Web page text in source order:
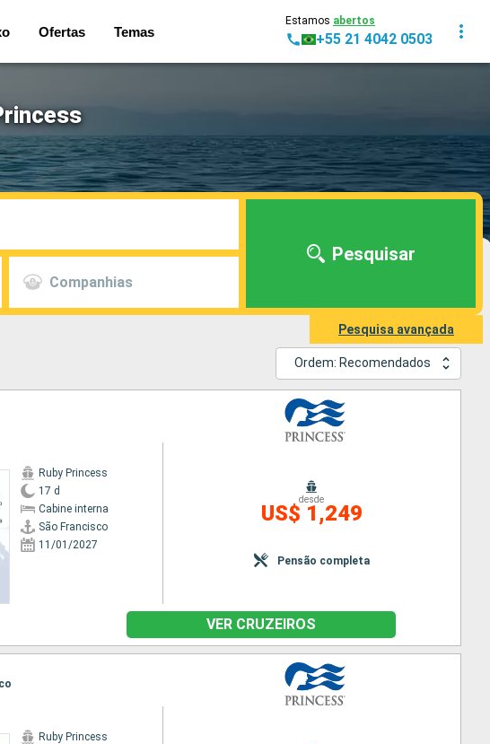
Ofertas Temas
Estamos abertos
+55 21 4042 0503
Companhias
Pesquisar
Pesquisa avançada
Ordem: Recomendados
Ruby Princess
17 d
Cabine interna
São Francisco
11/01/2027
desde
US$ 1,249
Pensão completa
VER CRUZEIROS
Ruby Princess